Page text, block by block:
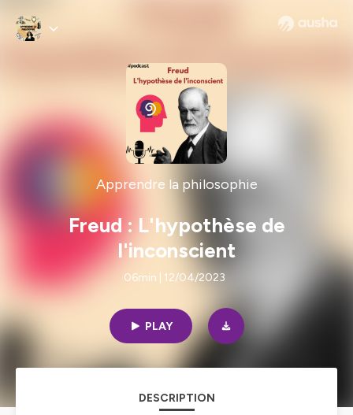
Apprendre la philosophie
Freud : L'hypothèse de
l'inconscient
06min | 12/04/2023
PLAY
DESCRIPTION